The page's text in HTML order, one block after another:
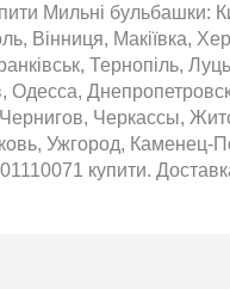
Мильні бульбашки:
Вінниця, Макіївка,
Тернопіль,
Одесса,
Черкассы,
Ужгород, Каменец-
купити.